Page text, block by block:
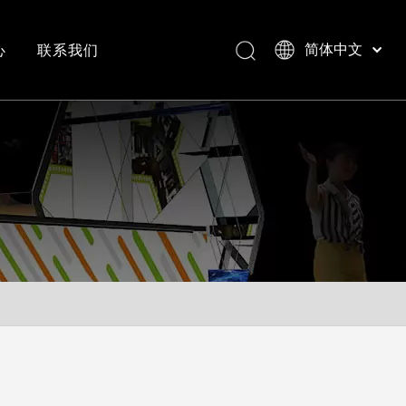
常见问答
成功案例视频
联系我们 简体中文
العربية
日本語
Pусский
Nederlands
Português
Deutsch